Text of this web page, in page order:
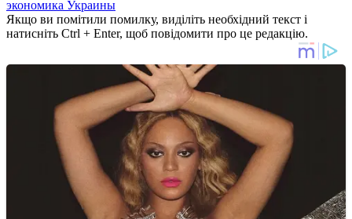
экономика Украины
Якщо ви помітили помилку, виділіть необхідний текст і
натисніть Ctrl + Enter, щоб повідомити про це редакцію.